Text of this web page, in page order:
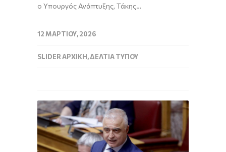
ο Υπουργός Ανάπτυξης, Τάκης…
12 ΜΑΡΤΊΟΥ, 2026
SLIDER ΑΡΧΙΚΉ,ΔΕΛΤΊΑ ΤΎΠΟΥ